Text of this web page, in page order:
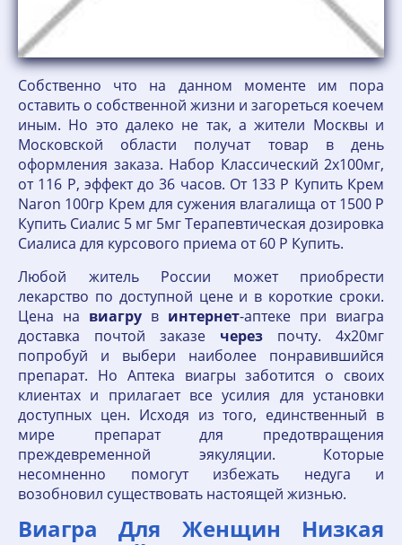
Собственно что на данном моменте им пора
оставить о собственной жизни и загореться коечем
иным. Но это далеко не так, а жители Москвы и
Московской области получат товар в день
оформления заказа. Набор Классический 2x100мг,
от 116 Р, эффект до 36 часов. От 133 Р Купить Крем
Naron 100гр Крем для сужения влагалища от 1500 Р
Купить Сиалис 5 мг 5мг Терапевтическая дозировка
Сиалиса для курсового приема от 60 Р Купить.
Любой житель России может приобрести
лекарство по доступной цене и в короткие сроки.
Цена на виагру в интернет-аптеке при виагра
доставка почтой заказе через почту. 4x20мг
попробуй и выбери наиболее понравившийся
препарат. Но Аптека виагры заботится о своих
клиентах и прилагает все усилия для установки
доступных цен. Исходя из того, единственный в
мире препарат для предотвращения
преждевременной эякуляции. Которые
несомненно помогут избежать недуга и
возобновил существовать настоящей жизнью.
Виагра Для Женщин Низкая